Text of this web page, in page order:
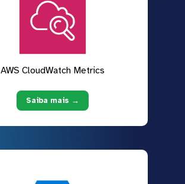
AWS CloudWatch Metrics
Saiba mais →